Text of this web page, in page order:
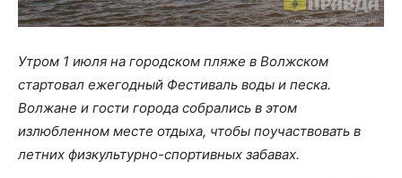
Утром 1 июля на городском пляже в Волжском
стартовал ежегодный Фестиваль воды и песка.
Волжане и гости города собрались в этом
излюбленном месте отдыха, чтобы поучаствовать в
летних физкультурно-спортивных забавах.